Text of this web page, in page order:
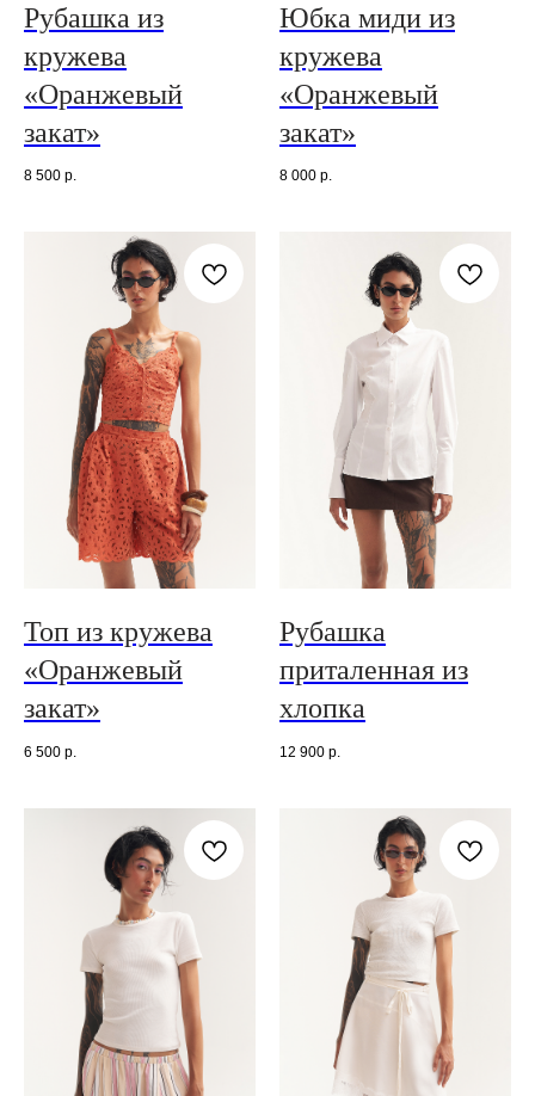
Рубашка из
кружева
«Оранжевый
закат»
8 500 р.
Юбка миди из
кружева
«Оранжевый
закат»
8 000 р.
Топ из кружева
«Оранжевый
закат»
6 500 р.
Рубашка
приталенная из
хлопка
12 900 р.